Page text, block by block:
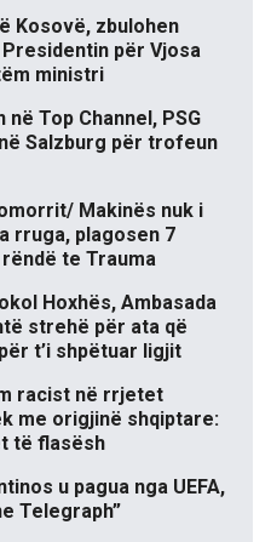
Kosovë, zbulohen
për Vjosa
ministri
Top Channel, PSG
Salzburg për trofeun
Makinës nuk i
rruga, plagosen 7
te Trauma
Hoxhës, Ambasada
strehë për ata që
t’i shpëtuar ligjit
racist në rrjetet
me origjinë shqiptare:
të flasësh
u pagua nga UEFA,
Telegraph”